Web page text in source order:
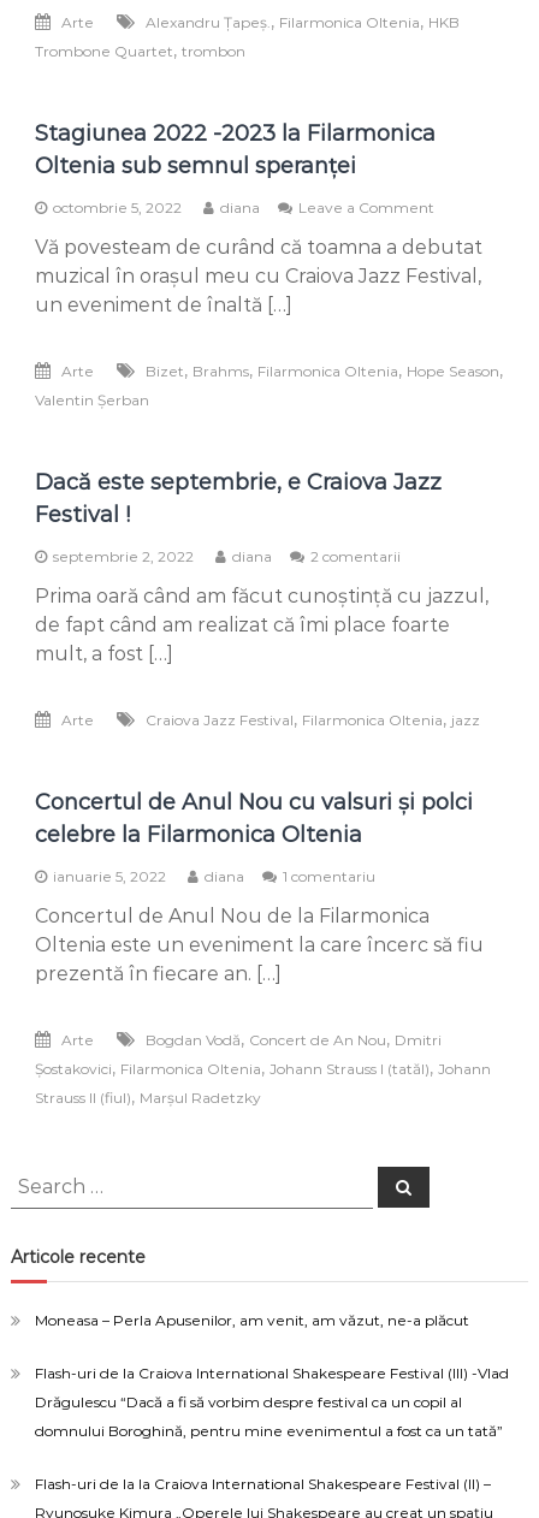
trombon
Arte Alexandru Țapeș., Filarmonica Oltenia, HKB
Trombone Quartet, trombon
Stagiunea 2022 -2023 la Filarmonica
Oltenia sub semnul speranței
octombrie 5, 2022 diana Leave a Comment
2022
-2023
semnul
Vă povesteam de curând că toamna a debutat
muzical în orașul meu cu Craiova Jazz Festival,
un eveniment de înaltă […]
Arte Bizet, Brahms, Filarmonica Oltenia, Hope Season,
Valentin Șerban
Dacă este septembrie, e Craiova Jazz
Festival !
septembrie 2, 2022 diana 2 comentarii
este
septembrie,
!
Prima oară când am făcut cunoștință cu jazzul,
de fapt când am realizat că îmi place foarte
mult, a fost […]
Arte Craiova Jazz Festival, Filarmonica Oltenia, jazz
Concertul de Anul Nou cu valsuri și polci
celebre la Filarmonica Oltenia
ianuarie 5, 2022 diana 1 comentariu
de
Anul
polci
celebre
Concertul de Anul Nou de la Filarmonica
Oltenia este un eveniment la care încerc să fiu
prezentă în fiecare an. […]
Arte Bogdan Vodă, Concert de An Nou, Dmitri
Șostakovici, Filarmonica Oltenia, Johann Strauss I (tatăl), Johann
Strauss II (fiul), Marșul Radetzky
Search
for:
Search
Articole recente
Moneasa – Perla Apusenilor, am venit, am văzut, ne-a plăcut
Flash-uri de la Craiova International Shakespeare Festival (III) -Vlad
Drăgulescu “Dacă a fi să vorbim despre festival ca un copil al
domnului Boroghină, pentru mine evenimentul a fost ca un tată”
Flash-uri de la la Craiova International Shakespeare Festival (II) –
Ryunosuke Kimura „Operele lui Shakespeare au creat un spațiu